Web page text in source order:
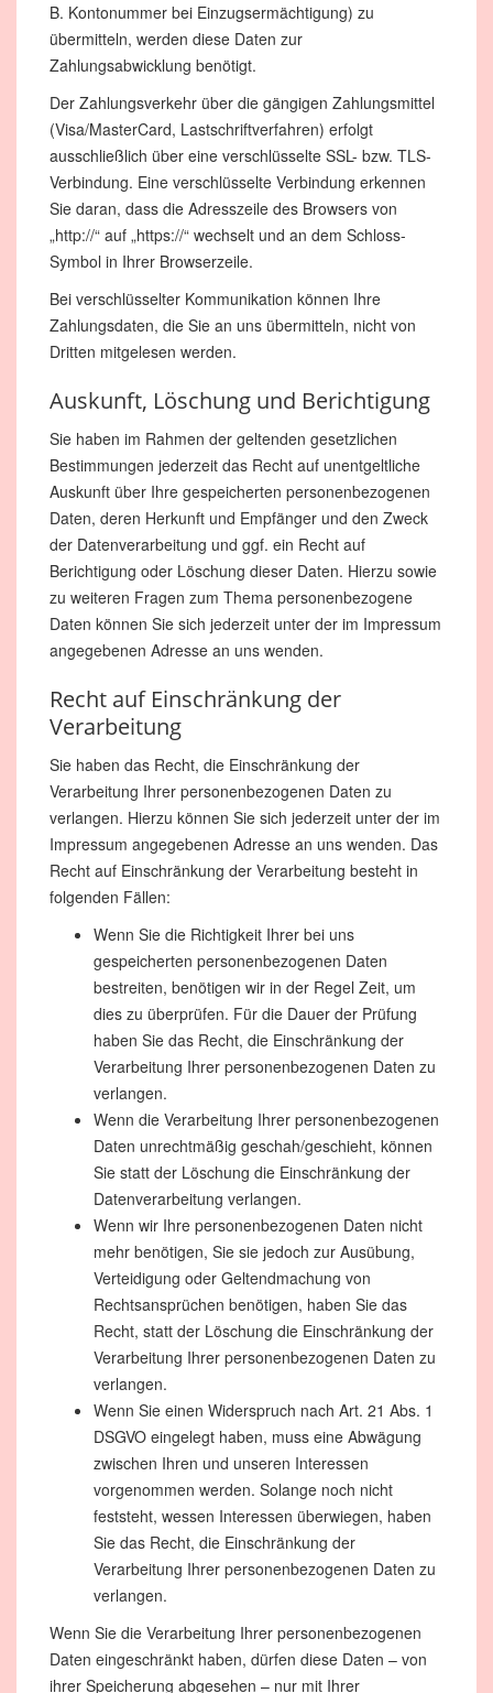
B. Kontonummer bei Einzugsermächtigung) zu
übermitteln, werden diese Daten zur
Zahlungsabwicklung benötigt.
Der Zahlungsverkehr über die gängigen Zahlungsmittel
(Visa/MasterCard, Lastschriftverfahren) erfolgt
ausschließlich über eine verschlüsselte SSL- bzw. TLS-
Verbindung. Eine verschlüsselte Verbindung erkennen
Sie daran, dass die Adresszeile des Browsers von
„http://“ auf „https://“ wechselt und an dem Schloss-
Symbol in Ihrer Browserzeile.
Bei verschlüsselter Kommunikation können Ihre
Zahlungsdaten, die Sie an uns übermitteln, nicht von
Dritten mitgelesen werden.
Auskunft, Löschung und Berichtigung
Sie haben im Rahmen der geltenden gesetzlichen
Bestimmungen jederzeit das Recht auf unentgeltliche
Auskunft über Ihre gespeicherten personenbezogenen
Daten, deren Herkunft und Empfänger und den Zweck
der Datenverarbeitung und ggf. ein Recht auf
Berichtigung oder Löschung dieser Daten. Hierzu sowie
zu weiteren Fragen zum Thema personenbezogene
Daten können Sie sich jederzeit unter der im Impressum
angegebenen Adresse an uns wenden.
Recht auf Einschränkung der
Verarbeitung
Sie haben das Recht, die Einschränkung der
Verarbeitung Ihrer personenbezogenen Daten zu
verlangen. Hierzu können Sie sich jederzeit unter der im
Impressum angegebenen Adresse an uns wenden. Das
Recht auf Einschränkung der Verarbeitung besteht in
folgenden Fällen:
Wenn Sie die Richtigkeit Ihrer bei uns
gespeicherten personenbezogenen Daten
bestreiten, benötigen wir in der Regel Zeit, um
dies zu überprüfen. Für die Dauer der Prüfung
haben Sie das Recht, die Einschränkung der
Verarbeitung Ihrer personenbezogenen Daten zu
verlangen.
Wenn die Verarbeitung Ihrer personenbezogenen
Daten unrechtmäßig geschah/geschieht, können
Sie statt der Löschung die Einschränkung der
Datenverarbeitung verlangen.
Wenn wir Ihre personenbezogenen Daten nicht
mehr benötigen, Sie sie jedoch zur Ausübung,
Verteidigung oder Geltendmachung von
Rechtsansprüchen benötigen, haben Sie das
Recht, statt der Löschung die Einschränkung der
Verarbeitung Ihrer personenbezogenen Daten zu
verlangen.
Wenn Sie einen Widerspruch nach Art. 21 Abs. 1
DSGVO eingelegt haben, muss eine Abwägung
zwischen Ihren und unseren Interessen
vorgenommen werden. Solange noch nicht
feststeht, wessen Interessen überwiegen, haben
Sie das Recht, die Einschränkung der
Verarbeitung Ihrer personenbezogenen Daten zu
verlangen.
Wenn Sie die Verarbeitung Ihrer personenbezogenen
Daten eingeschränkt haben, dürfen diese Daten – von
ihrer Speicherung abgesehen – nur mit Ihrer